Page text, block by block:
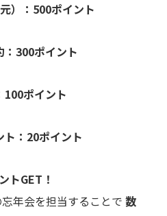
）：500ポイント
300ポイント
ポイント
：20ポイント
トGET！
年会を担当することで 数